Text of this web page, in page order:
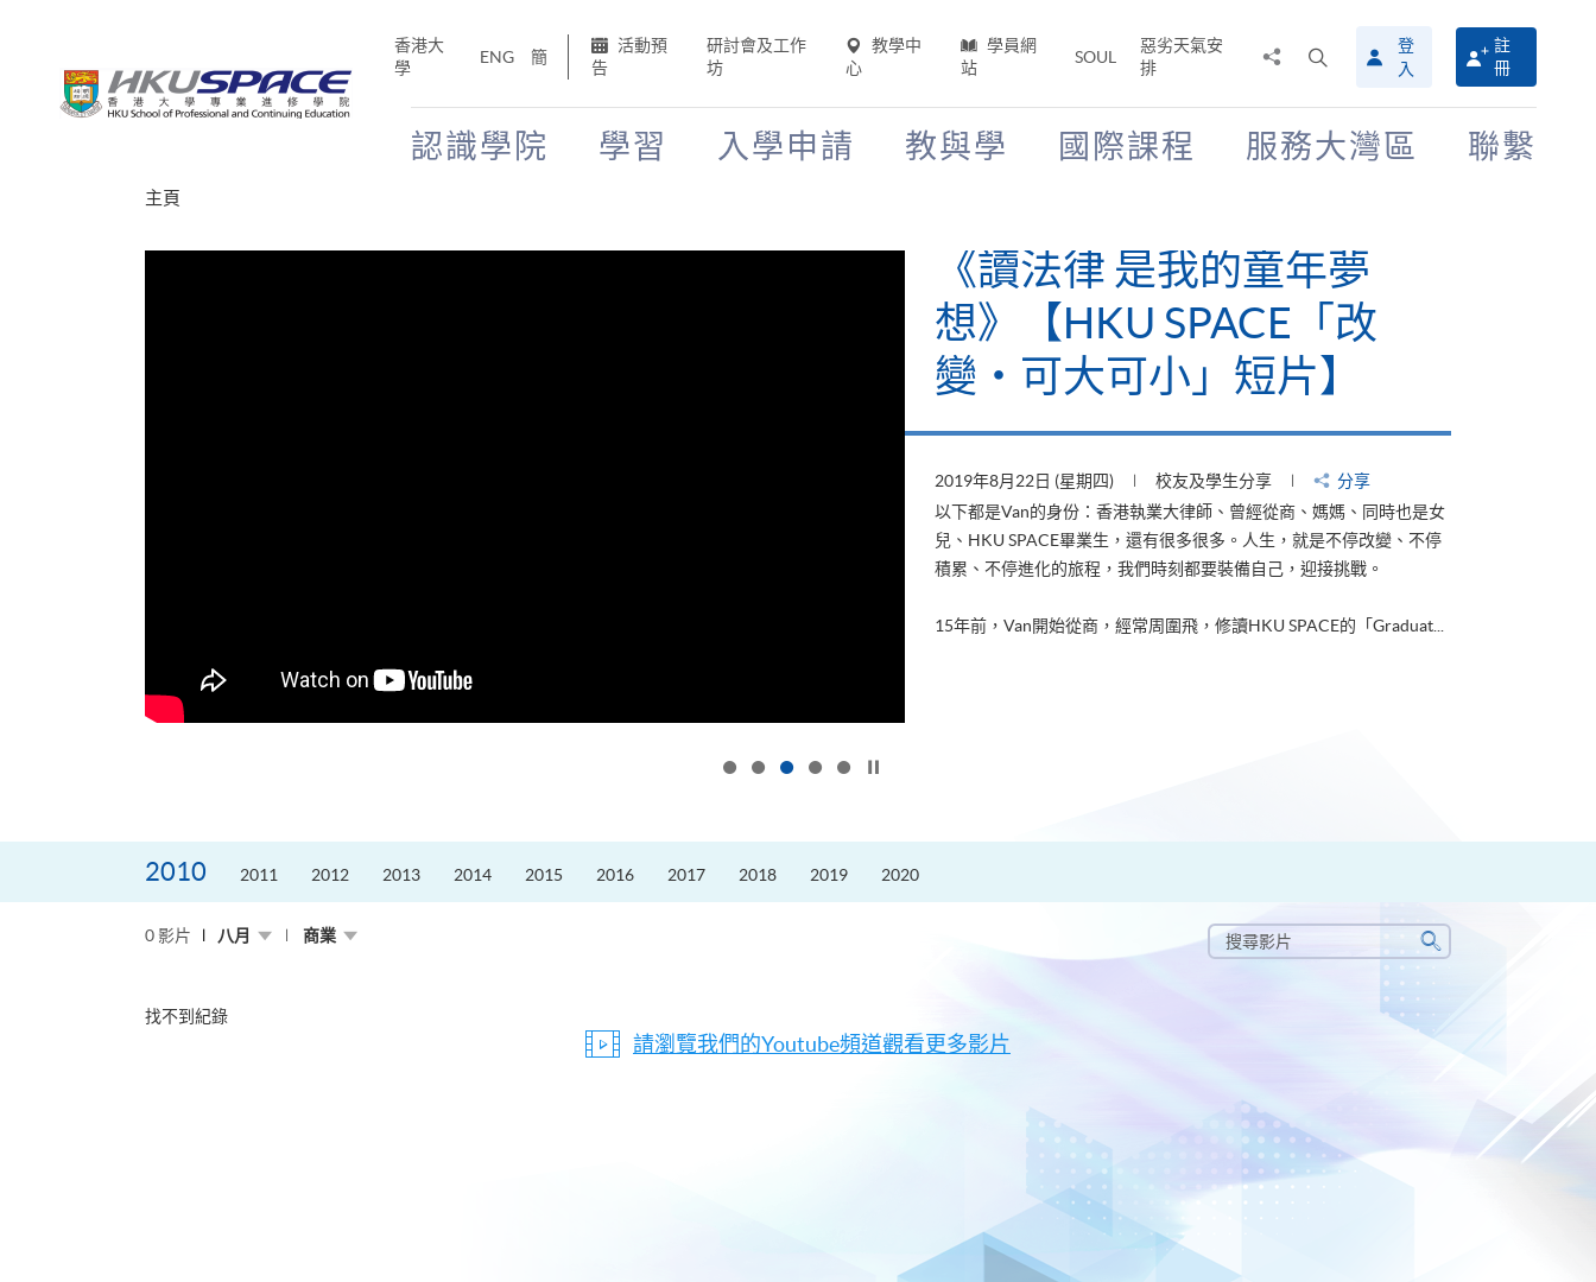
香港大
學
ENG 簡
活動預
告
研討會及工作
坊
教學中
心
學員網
站
SOUL
惡劣天氣安
排
搜
尋
介
登
入
註
冊
認識學院 學習 入學申請 教與學 國際課程 服務大灣區 聯繫
主頁
《讀法律 是我的童年夢
想》【HKU SPACE「改
變‧可大可小」短片】
2019年8月22日 (星期四) 校友及學生分享
分享
以下都是Van的身份：香港執業大律師、曾經從商、媽媽、同時也是女
兒、HKU SPACE畢業生，還有很多很多。人生，就是不停改變、不停
積累、不停進化的旅程，我們時刻都要裝備自己，迎接挑戰。
15年前，Van開始從商，經常周圍飛，修讀HKU SPACE的「Graduat...
2010 2011 2012 2013 2014 2015 2016 2017 2018 2019 2020
0 影片 八月 商業
搜
尋
搜
尋
找不到紀錄
請瀏覽我們的Youtube頻道觀看更多影片